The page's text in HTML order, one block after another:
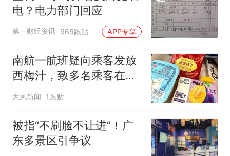
电？电力部门回应
第一财经资讯 965跟贴 APP专享
南航一航班疑向乘客发放
西梅汁，致多名乘客在飞
行途中排队上厕所！乘
厕所；客服回应：并非每
架飞机都会发放西梅汁
大风新闻 1跟贴
被指“不刷脸不让进”！广
东多景区引争议